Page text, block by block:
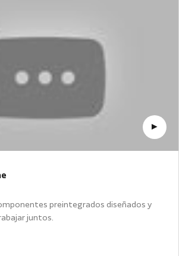
preintegrados diseñados y
juntos.